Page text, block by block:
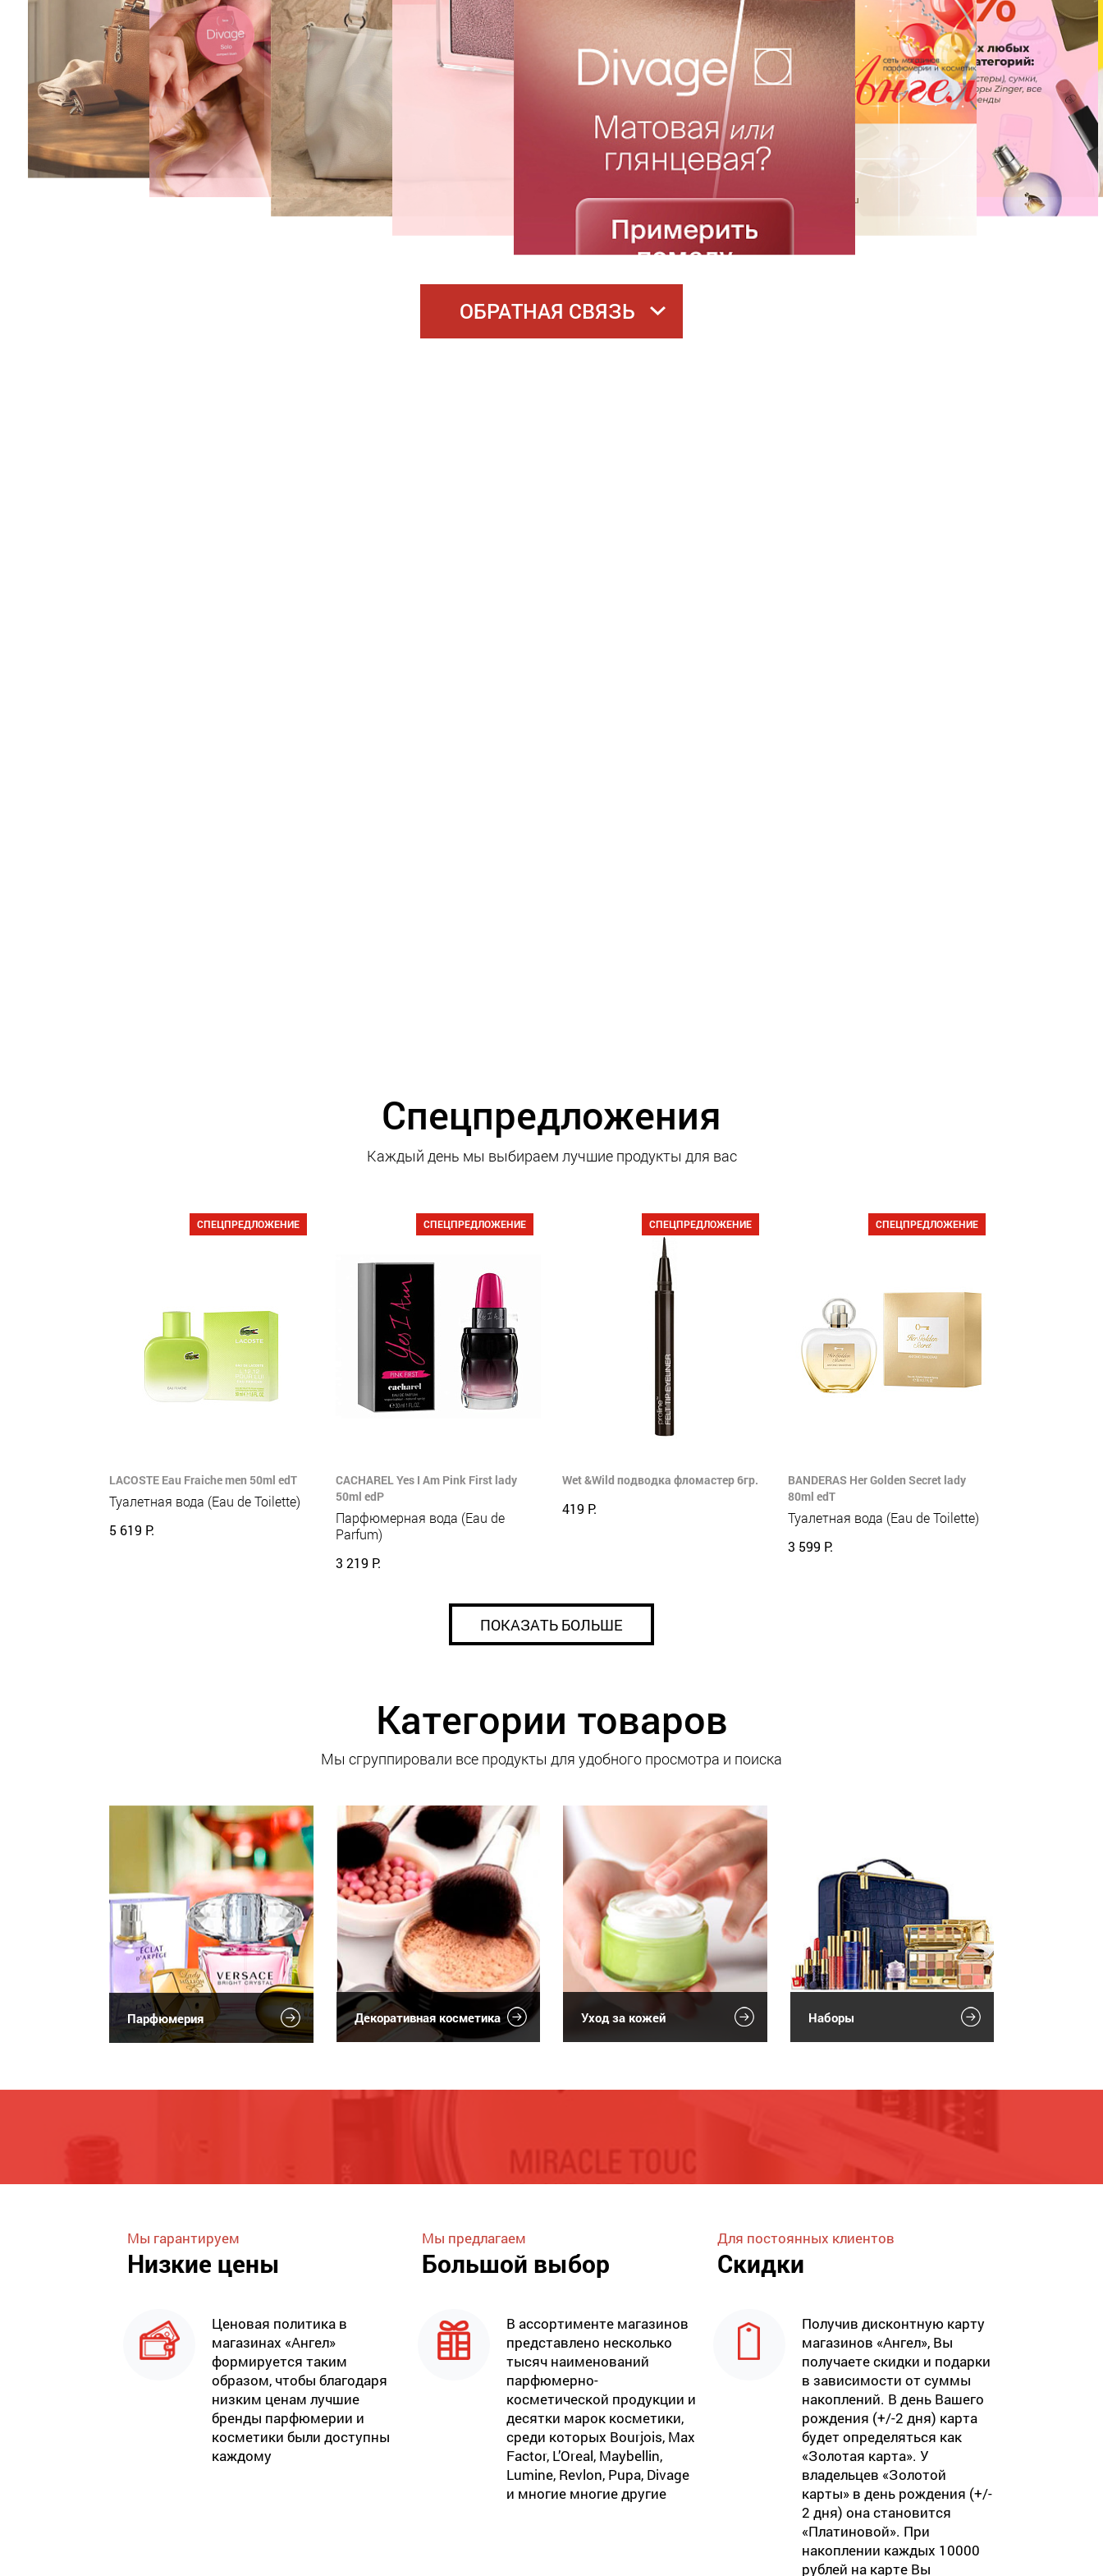
ОБРАТНАЯ СВЯЗЬ
Спецпредложения
Каждый день мы выбираем лучшие продукты для вас
СПЕЦПРЕДЛОЖЕНИЕ
LACOSTE Eau Fraiche men 50ml edT
Туалетная вода (Eau de Toilette)
5 619 Р.
СПЕЦПРЕДЛОЖЕНИЕ
CACHAREL Yes I Am Pink First lady
50ml edP
Парфюмерная вода (Eau de
Parfum)
3 219 Р.
СПЕЦПРЕДЛОЖЕНИЕ
Wet &Wild подводка фломастер 6гр.
419 Р.
СПЕЦПРЕДЛОЖЕНИЕ
BANDERAS Her Golden Secret lady
80ml edT
Туалетная вода (Eau de Toilette)
3 599 Р.
ПОКАЗАТЬ БОЛЬШЕ
Категории товаров
Мы сгруппировали все продукты для удобного просмотра и поиска
Парфюмерия Декоративная косметика Уход за кожей Наборы
Мы гарантируем
Низкие цены
Ценовая политика в
магазинах «Ангел»
формируется таким
образом, чтобы благодаря
низким ценам лучшие
бренды парфюмерии и
косметики были доступны
каждому
Мы предлагаем
Большой выбор
В ассортименте магазинов
представлено несколько
тысяч наименований
парфюмерно-
косметической продукции и
десятки марок косметики,
среди которых Bourjois, Max
Factor, L’Oreal, Maybellin,
Lumine, Revlon, Pupa, Divage
и многие многие другие
Для постоянных клиентов
Скидки
Получив дисконтную карту
магазинов «Ангел», Вы
получаете скидки и подарки
в зависимости от суммы
накоплений. В день Вашего
рождения (+/-2 дня) карта
будет определяться как
«Золотая карта». У
владельцев «Золотой
карты» в день рождения (+/-
2 дня) она становится
«Платиновой». При
накоплении каждых 10000
рублей на карте Вы